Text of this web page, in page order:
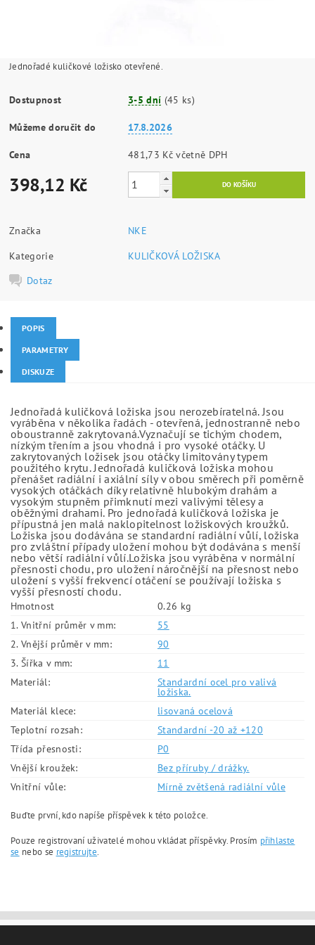
Jednořadé kuličkové ložisko otevřené.
Dostupnost 3-5 dní (45 ks)
Můžeme doručit do 17.8.2026
Cena 481,73 Kč včetně DPH
398,12 Kč
Značka
NKE
Kategorie
KULIČKOVÁ LOŽISKA
Dotaz
POPIS
PARAMETRY
DISKUZE
Jednořadá kuličková ložiska jsou nerozebíratelná. Jsou
vyráběna v několika řadách - otevřená, jednostranně nebo
oboustranně zakrytovaná.Vyznačují se tichým chodem,
nízkým třením a jsou vhodná i pro vysoké otáčky. U
zakrytovaných ložisek jsou otáčky limitovány typem
použitého krytu. Jednořadá kuličková ložiska mohou
přenášet radiální i axiální síly v obou směrech při poměrně
vysokých otáčkách díky relativně hlubokým drahám a
vysokým stupněm přimknutí mezi valivými tělesy a
oběžnými drahami. Pro jednořadá kuličková ložiska je
přípustná jen malá naklopitelnost ložiskových kroužků.
Ložiska jsou dodávána se standardní radiální vůlí, ložiska
pro zvláštní případy uložení mohou být dodávána s menší
nebo větší radiální vůlí.Ložiska jsou vyráběna v normální
přesnosti chodu, pro uložení náročnější na přesnost nebo
uložení s vyšší frekvencí otáčení se používají ložiska s
vyšší přesností chodu.
Hmotnost
0.26 kg
1. Vnitřní průměr v mm:
55
2. Vnější průměr v mm:
90
3. Šířka v mm:
11
Materiál:
Standardní ocel pro valivá
ložiska.
Materiál klece:
lisovaná ocelová
Teplotní rozsah:
Standardní -20 až +120
Třída přesnosti:
P0
Vnější kroužek:
Bez příruby / drážky.
Vnitřní vůle:
Mírně zvětšená radiální vůle
Buďte první, kdo napíše příspěvek k této položce.
Pouze registrovaní uživatelé mohou vkládat příspěvky. Prosím přihlaste
se nebo se registrujte.